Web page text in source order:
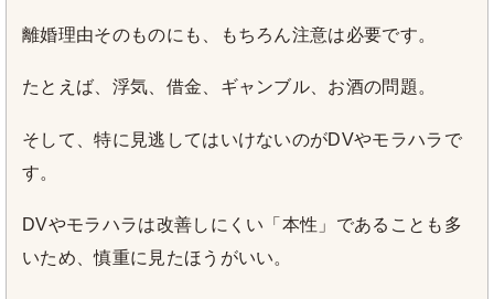
離婚理由そのものにも、もちろん注意は必要です。
たとえば、浮気、借金、ギャンブル、お酒の問題。
そして、特に見逃してはいけないのがDVやモラハラで
す。
DVやモラハラは改善しにくい「本性」であることも多
いため、慎重に見たほうがいい。